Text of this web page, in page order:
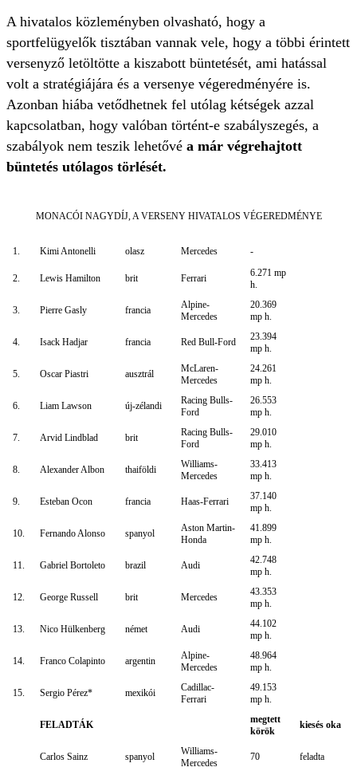
A hivatalos közleményben olvasható, hogy a
sportfelügyelők tisztában vannak vele, hogy a többi érintett
versenyző letöltötte a kiszabott büntetését, ami hatással
volt a stratégiájára és a versenye végeredményére is.
Azonban hiába vetődhetnek fel utólag kétségek azzal
kapcsolatban, hogy valóban történt-e szabályszegés, a
szabályok nem teszik lehetővé a már végrehajtott
büntetés utólagos törlését.
MONACÓI NAGYDÍJ, A VERSENY HIVATALOS VÉGEREDMÉNYE
1. Kimi Antonelli olasz Mercedes -
2. Lewis Hamilton brit Ferrari
6.271 mp
h.
3. Pierre Gasly francia
Alpine-
Mercedes
20.369
mp h.
4. Isack Hadjar francia Red Bull-Ford
23.394
mp h.
5. Oscar Piastri ausztrál
McLaren-
Mercedes
24.261
mp h.
6. Liam Lawson új-zélandi
Racing Bulls-
Ford
26.553
mp h.
7. Arvid Lindblad brit
Racing Bulls-
Ford
29.010
mp h.
8. Alexander Albon thaiföldi
Williams-
Mercedes
33.413
mp h.
9. Esteban Ocon francia Haas-Ferrari
37.140
mp h.
10. Fernando Alonso spanyol
Aston Martin-
Honda
41.899
mp h.
11. Gabriel Bortoleto brazil Audi
42.748
mp h.
12. George Russell brit Mercedes
43.353
mp h.
13. Nico Hülkenberg német Audi
44.102
mp h.
14. Franco Colapinto argentin
Alpine-
Mercedes
48.964
mp h.
15. Sergio Pérez* mexikói
Cadillac-
Ferrari
49.153
mp h.
FELADTÁK
megtett
körök
kiesés oka
Carlos Sainz spanyol
Williams-
Mercedes
70 feladta